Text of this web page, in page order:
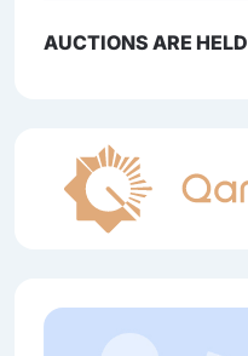
AUCTIONS ARE HELD